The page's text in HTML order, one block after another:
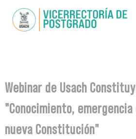
main
You are here
Webinar de Usach
"Conocimiento,
nueva Constitución"